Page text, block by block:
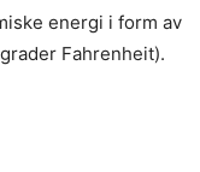
energi i form av
Fahrenheit).